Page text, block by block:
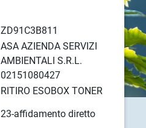
ZD91C3B811
ASA AZIENDA SERVIZI
AMBIENTALI S.R.L.
02151080427
RITIRO ESOBOX TONER
23-affidamento diretto